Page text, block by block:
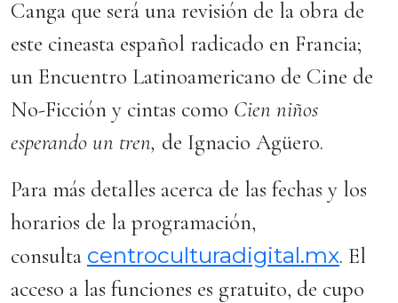
Canga que será una revisión de la obra de
este cineasta español radicado en Francia;
un Encuentro Latinoamericano de Cine de
No-Ficción y cintas como Cien niños
esperando un tren, de Ignacio Agüero.
Para más detalles acerca de las fechas y los
horarios de la programación,
consulta centroculturadigital.mx. El
acceso a las funciones es gratuito, de cupo